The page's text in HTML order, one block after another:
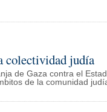
colectividad judía
de Gaza contra el
de la comunidad